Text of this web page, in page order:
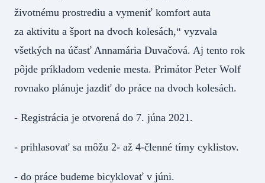
životnému prostrediu a vymeniť komfort auta
za aktivitu a šport na dvoch kolesách,“ vyzvala
všetkých na účasť Annamária Duvačová. Aj tento rok
pôjde príkladom vedenie mesta. Primátor Peter Wolf
rovnako plánuje jazdiť do práce na dvoch kolesách.
- Registrácia je otvorená do 7. júna 2021.
- prihlasovať sa môžu 2- až 4-členné tímy cyklistov.
- do práce budeme bicyklovať v júni.